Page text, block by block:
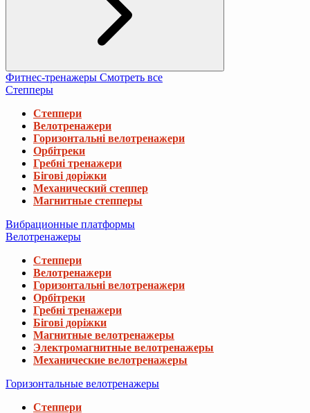
Фитнес-тренажеры Смотреть все
Степперы
Степпери
Велотренажери
Горизонтальні велотренажери
Орбітреки
Гребні тренажери
Бігові доріжки
Механический степпер
Магнитные степперы
Вибрационные платформы
Велотренажеры
Степпери
Велотренажери
Горизонтальні велотренажери
Орбітреки
Гребні тренажери
Бігові доріжки
Магнитные велотренажеры
Электромагнитные велотренажеры
Механические велотренажеры
Горизонтальные велотренажеры
Степпери